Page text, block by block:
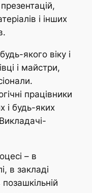
і інших
якого віку і
і майстри,
працівники
і будь-яких
– в
в закладі